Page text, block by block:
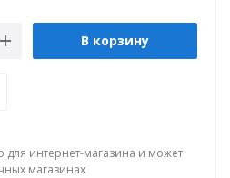
В корзину
для интернет-магазина и может
магазинах